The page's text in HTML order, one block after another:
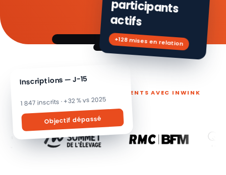
Inscriptions — J-15
1 847 inscrits · +32 % vs 2025
Objectif dépassé
actifs
+128 mises en relation
ILS PILOTENT LEURS ÉVÉNEMENTS AVEC INWINK